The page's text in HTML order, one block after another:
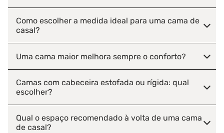
Como escolher a medida ideal para uma cama de
casal?
Uma cama maior melhora sempre o conforto?
Camas com cabeceira estofada ou rígida: qual
escolher?
Qual o espaço recomendado à volta de uma cama
de casal?